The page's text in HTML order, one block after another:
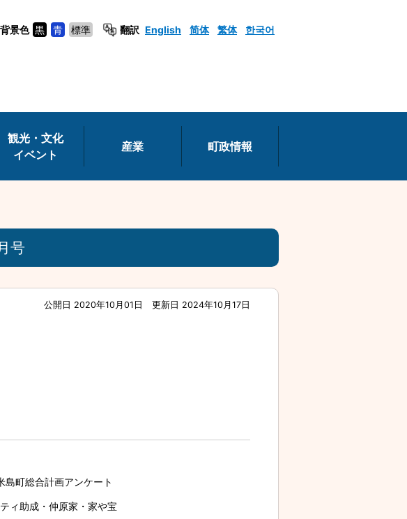
背景色 黒 青 標準 翻訳 English 简体 繁体 한국어
観光・文化
イベント
産業 町政情報
号
公開日 2020年10月01日 更新日 2024年10月17日
町総合計画アンケート
ィ助成・仲原家・家や宝